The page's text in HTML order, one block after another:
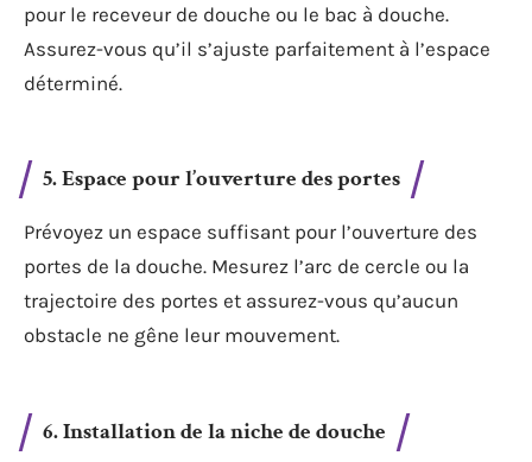
pour le receveur de douche ou le bac à douche.
Assurez-vous qu’il s’ajuste parfaitement à l’espace
déterminé.
5. Espace pour l’ouverture des portes
Prévoyez un espace suffisant pour l’ouverture des
portes de la douche. Mesurez l’arc de cercle ou la
trajectoire des portes et assurez-vous qu’aucun
obstacle ne gêne leur mouvement.
6. Installation de la niche de douche